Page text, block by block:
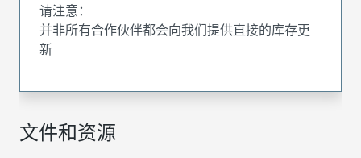
文件和资源
请注意：
并非所有合作伙伴都会向我们提供直接的库存更
新